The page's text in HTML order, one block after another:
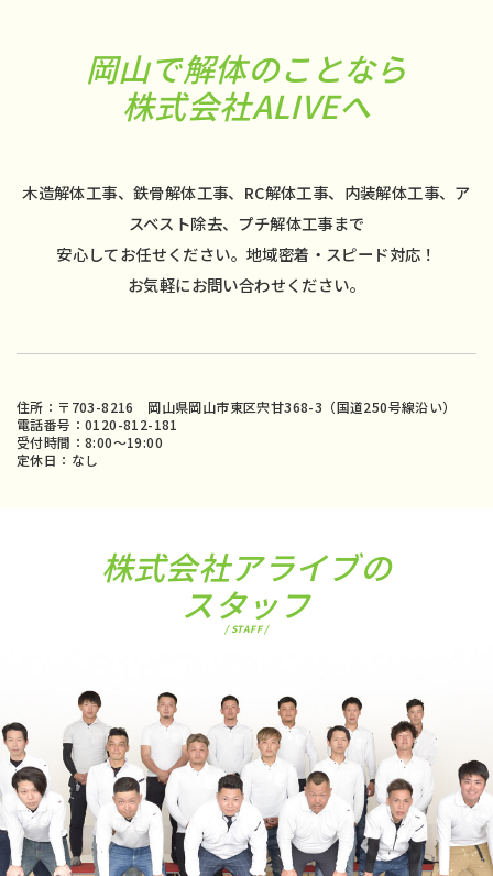
岡山で解体のことなら
株式会社ALIVEへ
木造解体工事、鉄骨解体工事、RC解体工事、内装解体工事、ア
スベスト除去、プチ解体工事まで
安心してお任せください。地域密着・スピード対応！
お気軽にお問い合わせください。
住所：〒703-8216 岡山県岡山市東区宍甘368-3（国道250号線沿い）
電話番号：0120-812-181
受付時間：8:00〜19:00
定休日：なし
株式会社アライブの
スタッフ
/ STAFF /